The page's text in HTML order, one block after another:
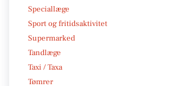
Speciallæge
Sport og fritidsaktivitet
Supermarked
Tandlæge
Taxi / Taxa
Tømrer